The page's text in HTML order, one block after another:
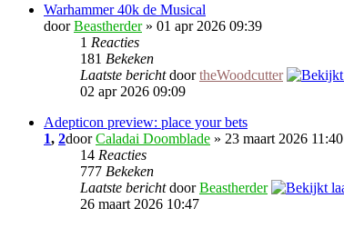
Warhammer 40k de Musical
doorBeastherder» 01 apr 2026 09:39
1 Reacties
181 Bekeken
Laatste berichtdoortheWoodcutter
02 apr 2026 09:09
Adepticon preview: place your bets
1, 2doorCaladai Doomblade » 23 maart 2026 11:40
14 Reacties
777 Bekeken
Laatste berichtdoorBeastherder
26 maart 2026 10:47